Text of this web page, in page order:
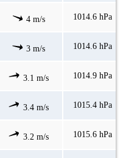
4 m/s 1014.6 hPa
3 m/s 1014.6 hPa
3.1 m/s 1014.9 hPa
3.4 m/s 1015.4 hPa
3.2 m/s 1015.6 hPa